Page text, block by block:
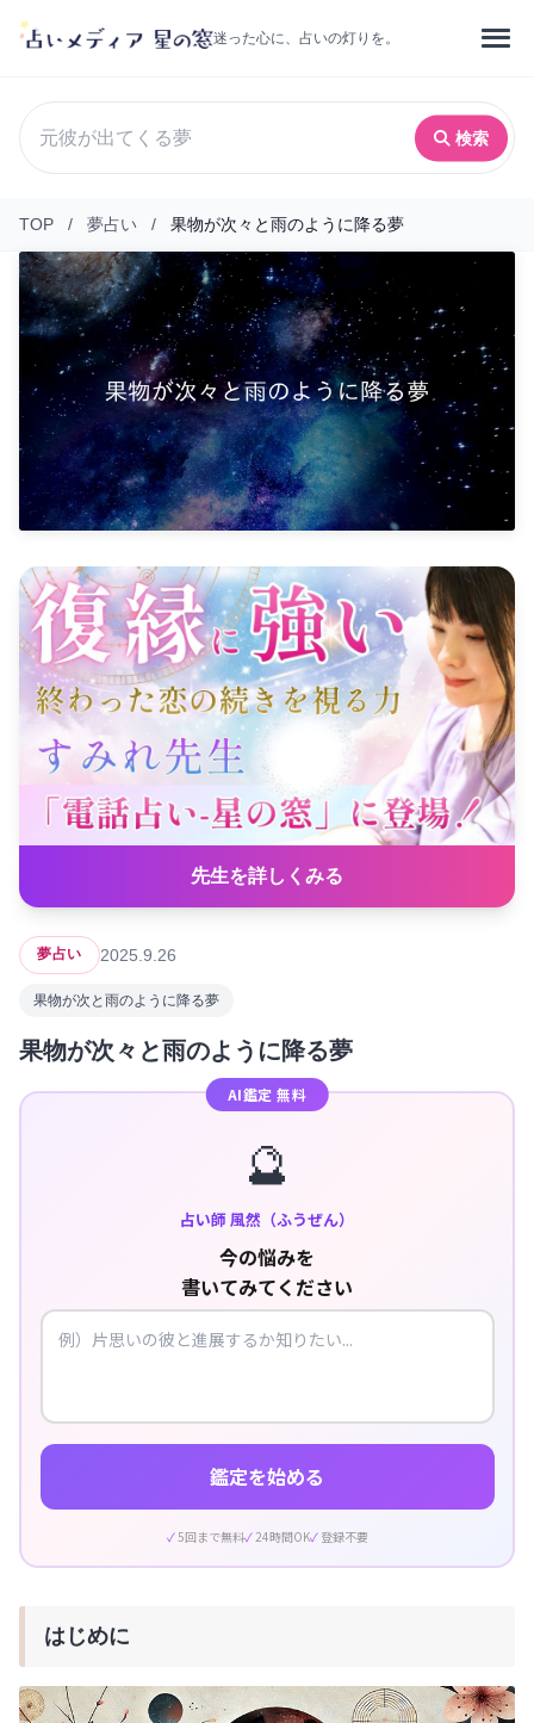
迷った心に、占いの灯りを。
検索
TOP / 夢占い / 果物が次々と雨のように降る夢
先生を詳しくみる
夢占い 2025.9.26
果物が次と雨のように降る夢
果物が次々と雨のように降る夢
AI鑑定 無料
🔮
占い師 風然（ふうぜん）
今の悩みを
書いてみてください
鑑定を始める
5回まで無料 24時間OK 登録不要
はじめに